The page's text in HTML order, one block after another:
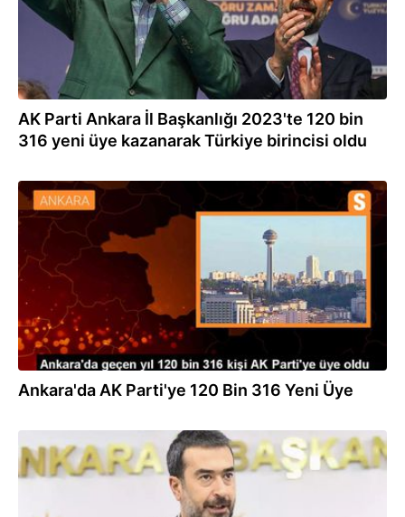
AK Parti Ankara İl Başkanlığı 2023'te 120 bin
316 yeni üye kazanarak Türkiye birincisi oldu
02.01.2024
Ankara'da AK Parti'ye 120 Bin 316 Yeni Üye
29.12.2023